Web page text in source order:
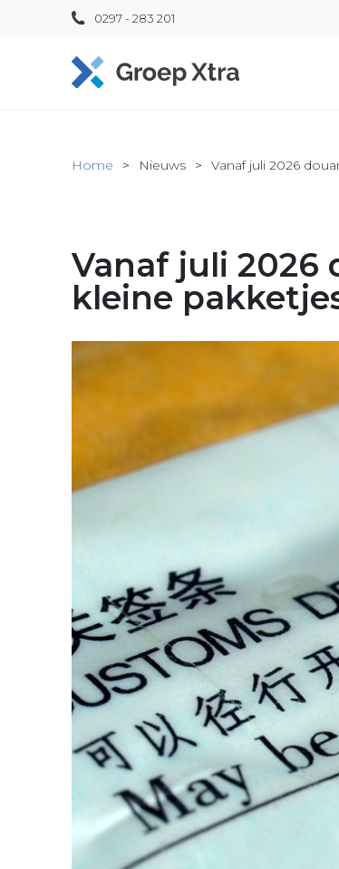
0297 - 283 201
Home Nieuws Vanaf juli 2026
Vanaf juli 2026
kleine